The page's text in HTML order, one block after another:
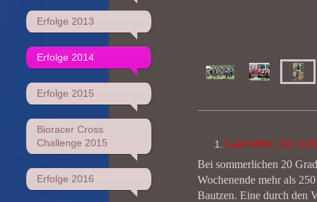
Erfolge 2013
Erfolge 2014
Erfolge 2015
Bioracer Cross
Challenge 2015
Erfolge 2016
Lauf MDC XC in
Bei sommerlichen 20
Wochenende mehr als
Bautzen. Eine durch den